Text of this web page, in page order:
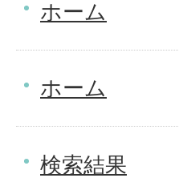
ホーム
ホーム
検索結果